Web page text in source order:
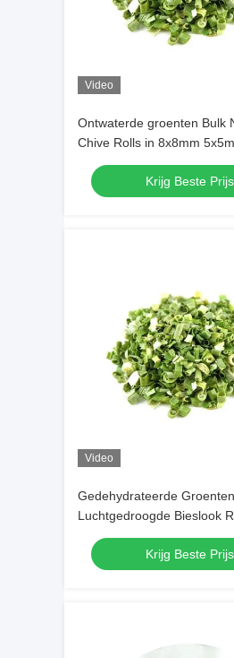
Video
Ontwaterde groenten Bulk
Chive Rolls in 8x8mm
Groottes Geen additieven
Krijg Beste Prijs
Video
Gedehydrateerde
Luchtgedroogde Bieslook
3*3mm 5*5mm Natuurlijke
Geen Toevoegingen Max
Kartonnen Verpakking
Krijg Beste Prijs